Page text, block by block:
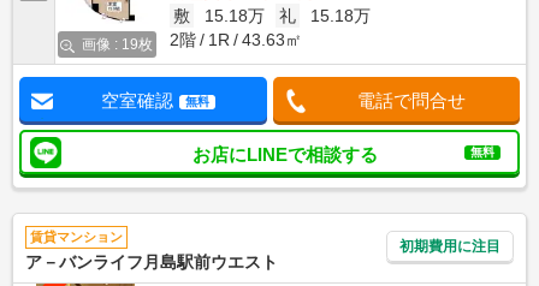
画像 : 19枚
敷
15.18万 礼
15.18万
2階
1R 43.63㎡
空室確認 無料 電話で問合せ
お店にLINEで相談する 無料
賃貸マンション
ア－バンライフ月島駅前ウエスト
初期費用に注目